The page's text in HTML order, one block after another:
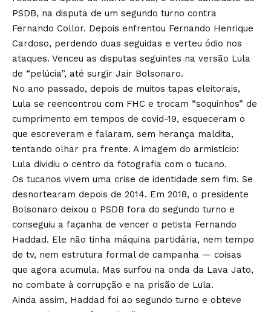
PSDB, na disputa de um segundo turno contra
Fernando Collor. Depois enfrentou Fernando Henrique
Cardoso, perdendo duas seguidas e verteu ódio nos
ataques. Venceu as disputas seguintes na versão Lula
de “pelúcia”, até surgir Jair Bolsonaro.
No ano passado, depois de muitos tapas eleitorais,
Lula se reencontrou com FHC e trocam “soquinhos” de
cumprimento em tempos de covid-19, esqueceram o
que escreveram e falaram, sem herança maldita,
tentando olhar pra frente. A imagem do armistício:
Lula dividiu o centro da fotografia com o tucano.
Os tucanos vivem uma crise de identidade sem fim. Se
desnortearam depois de 2014. Em 2018, o presidente
Bolsonaro deixou o PSDB fora do segundo turno e
conseguiu a façanha de vencer o petista Fernando
Haddad. Ele não tinha máquina partidária, nem tempo
de tv, nem estrutura formal de campanha — coisas
que agora acumula. Mas surfou na onda da Lava Jato,
no combate à corrupção e na prisão de Lula.
Ainda assim, Haddad foi ao segundo turno e obteve